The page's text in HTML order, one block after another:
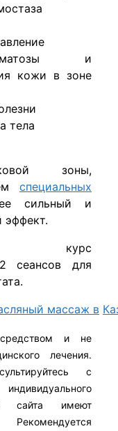
и
кожи в зоне
тела
зоны,
специальных
сильный и
эффект.
курс
сеансов для
массаж в
и не
лечения.
с
сайта имеют